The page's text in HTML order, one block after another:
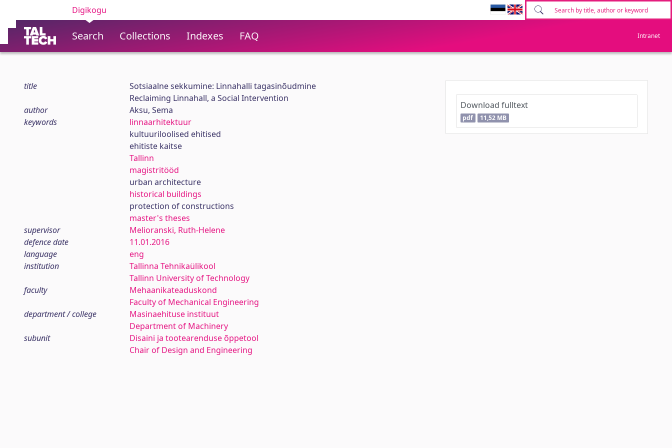
Digikogu
Search Collections Indexes FAQ Intranet
title
Sotsiaalne sekkumine: Linnahalli tagasinõudmine
Reclaiming Linnahall, a Social Intervention
author
Aksu, Sema
keywords
linnaarhitektuur
kultuuriloolised ehitised
ehitiste kaitse
Tallinn
magistritööd
urban architecture
historical buildings
protection of constructions
master's theses
supervisor
Melioranski, Ruth-Helene
defence date
11.01.2016
language
eng
institution
Tallinna Tehnikaülikool
Tallinn University of Technology
faculty
Mehaanikateaduskond
Faculty of Mechanical Engineering
department / college
Masinaehituse instituut
Department of Machinery
subunit
Disaini ja tootearenduse õppetool
Chair of Design and Engineering
Download fulltext
pdf 11,52 MB